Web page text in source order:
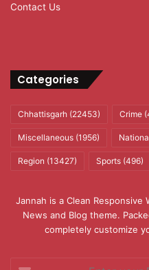
Contact Us
Categories
Chhattisgarh (22453) Crime
Miscellaneous (1956)
Region (13427) Sports (496)
Jannah is a Clean Responsive
News and Blog theme.
completely customize